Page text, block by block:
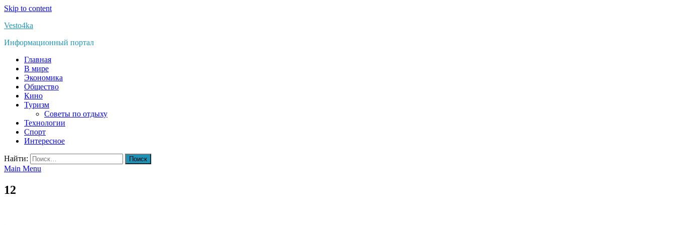
Skip to content
Vesto4ka
Информационный портал
Главная
В мире
Экономика
Общество
Кино
Туризм
Советы по отдыху
Технологии
Спорт
Интересное
Найти:
Main Menu
12